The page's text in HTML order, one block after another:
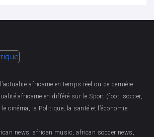
africaine en temps réel ou de dernière
africaine en différé sur le Sport (foot, soccer,
cinéma, la Politique, la santé et l’économie
news, african music, african soccer news,